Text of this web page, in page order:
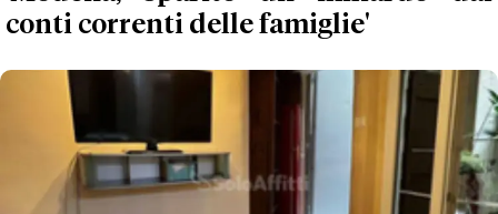
conti correnti delle famiglie'